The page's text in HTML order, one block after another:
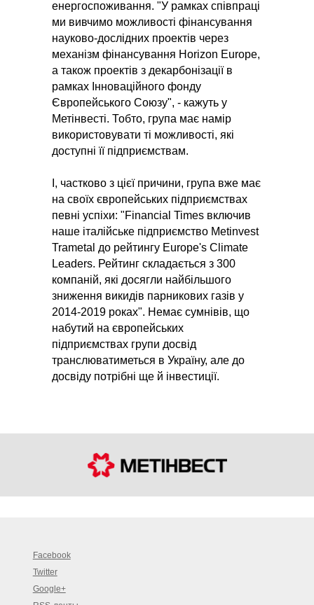
енергоспоживання. "У рамках співпраці
ми вивчимо можливості фінансування
науково-дослідних проектів через
механізм фінансування Horizon Europe,
а також проектів з декарбонізації в
рамках Інноваційного фонду
Європейського Союзу", - кажуть у
Метінвесті. Тобто, група має намір
використовувати ті можливості, які
доступні її підприємствам.
І, частково з цієї причини, група вже має
на своїх європейських підприємствах
певні успіхи: "Financial Times включив
наше італійське підприємство Metinvest
Trametal до рейтингу Europe's Climate
Leaders. Рейтинг складається з 300
компаній, які досягли найбільшого
зниження викидів парникових газів у
2014-2019 роках". Немає сумнівів, що
набутий на європейських
підприємствах групи досвід
транслюватиметься в Україну, але до
досвіду потрібні ще й інвестиції.
Facebook
Twitter
Google+